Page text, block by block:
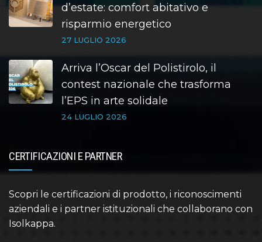
d’estate: comfort abitativo e
risparmio energetico
27 LUGLIO 2026
Arriva l’Oscar del Polistirolo, il
contest nazionale che trasforma
l’EPS in arte solidale
24 LUGLIO 2026
CERTIFICAZIONI E PARTNER
Scopri le certificazioni di prodotto, i riconoscimenti
aziendali e i partner istituzionali che collaborano con
Isolkappa.